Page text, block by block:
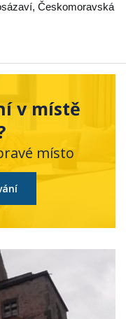
, Českomoravská
v místě
místo